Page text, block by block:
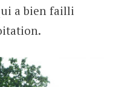
a bien failli